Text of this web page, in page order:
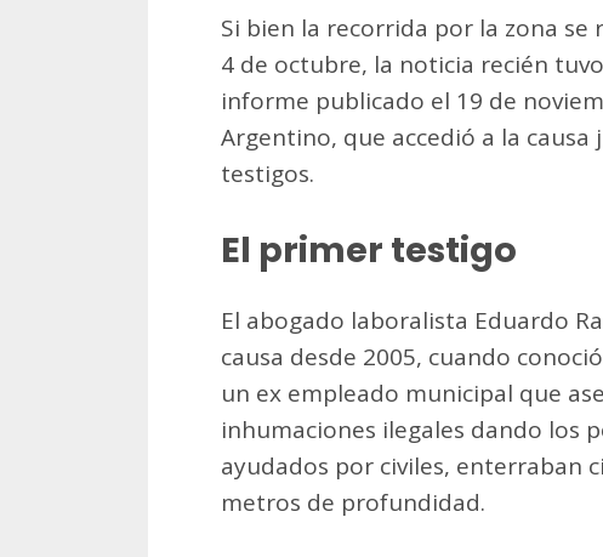
Si bien la recorrida por la zona se
4 de octubre, la noticia recién
informe publicado el 19 de
Argentino, que accedió a la
testigos.
El primer testigo
El abogado laboralista Eduardo
causa desde 2005, cuando
un ex empleado municipal que
inhumaciones ilegales dando los
ayudados por civiles, enterraban
metros de profundidad.